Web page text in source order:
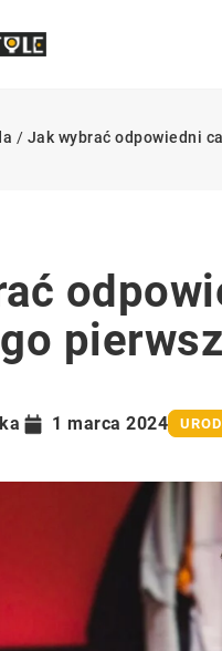
/ Jak wybrać odpowiedni
1 marca 2024